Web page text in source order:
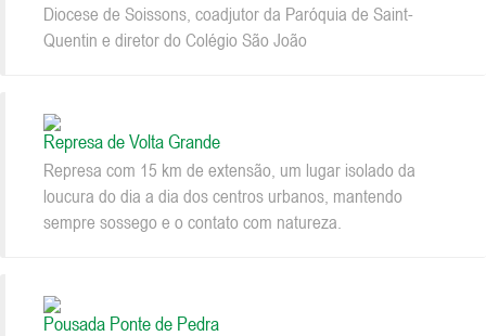
Diocese de Soissons, coadjutor da Paróquia de Saint-
Quentin e diretor do Colégio São João
Represa de Volta Grande
Represa com 15 km de extensão, um lugar isolado da
loucura do dia a dia dos centros urbanos, mantendo
sempre sossego e o contato com natureza.
Pousada Ponte de Pedra